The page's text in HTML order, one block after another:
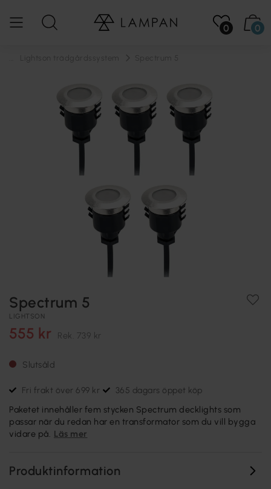
0 0
Spectrum 5
LIGHTSON
555 kr Rek. 739 kr
Slutsåld
Fri frakt över 699 kr 365 dagars öppet köp
Paketet innehåller fem stycken Spectrum decklights som
passar när du redan har en transformator som du vill bygga
vidare på. Läs mer
Produktinformation